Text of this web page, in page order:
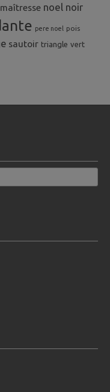
maîtresse noel noir
pere noel pois
sautoir triangle vert